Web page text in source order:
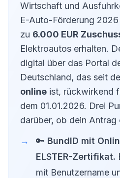
Wirtschaft und
E-Auto-Förderung
zu 6.000 EUR
Elektroautos erhalten.
digital über das Portal
Deutschland, das seit
online ist, rückwirkend
dem 01.01.2026. Drei
darüber, ob dein Antrag
🔑 BundID mit
ELSTER-Zertifikat.
mit Benutzername